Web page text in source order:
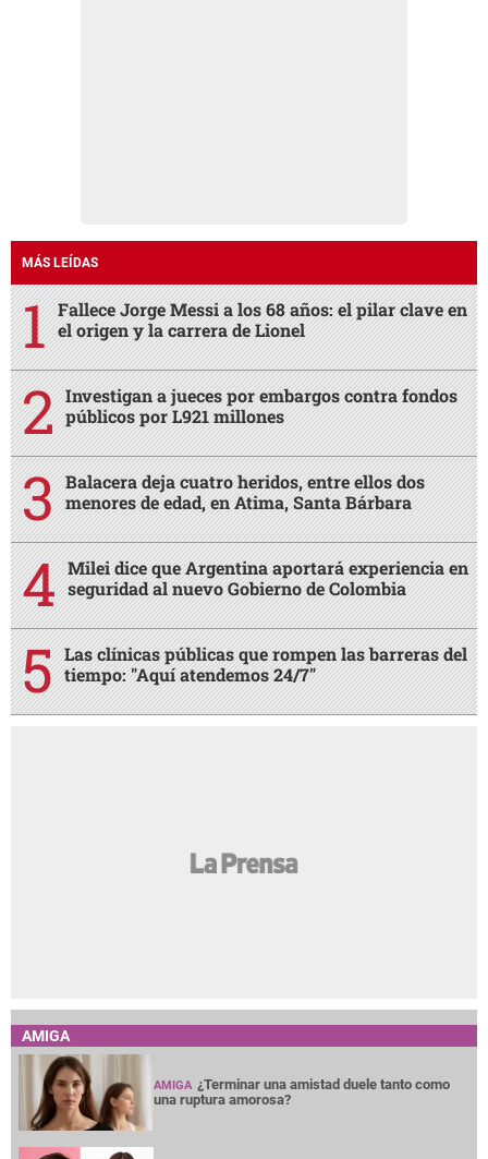
MÁS LEÍDAS
Fallece Jorge Messi a los 68 años: el pilar clave en
el origen y la carrera de Lionel
Investigan a jueces por embargos contra fondos
públicos por L921 millones
Balacera deja cuatro heridos, entre ellos dos
menores de edad, en Atima, Santa Bárbara
Milei dice que Argentina aportará experiencia en
seguridad al nuevo Gobierno de Colombia
Las clínicas públicas que rompen las barreras del
tiempo: "Aquí atendemos 24/7"
AMIGA
AMIGA ¿Terminar una amistad duele tanto como
una ruptura amorosa?